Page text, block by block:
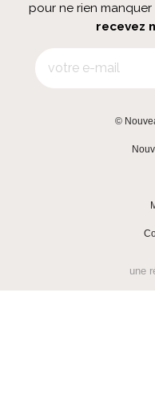
pour ne rien
recevez
©
une